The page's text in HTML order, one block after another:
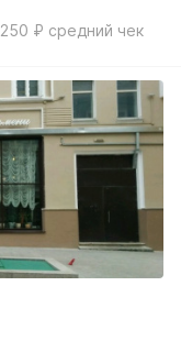
₽ средний чек